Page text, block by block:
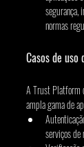
segurança,
normas
Casos de
A Trust Platform
ampla gama de
serviços de